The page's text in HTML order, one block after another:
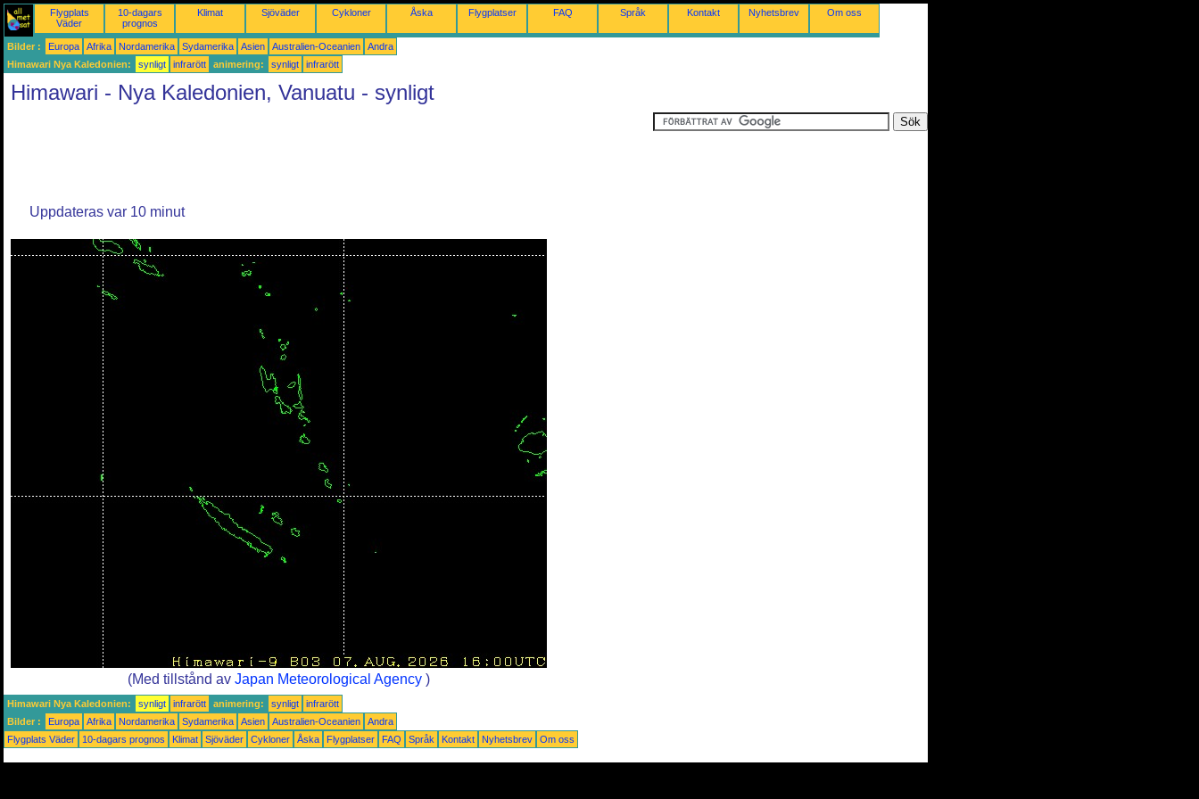
Flygplats
Väder
10-dagars
prognos
Klimat Sjöväder Cykloner Åska Flygplatser FAQ Språk Kontakt Nyhetsbrev Om oss
Bilder : Europa Afrika Nordamerika Sydamerika Asien Australien-Oceanien
Andra
Himawari Nya Kaledonien:
synligt infrarött animering: synligt infrarött
Himawari - Nya Kaledonien, Vanuatu - synligt
Uppdateras var 10 minut
(Med tillstånd av Japan Meteorological Agency )
Himawari Nya Kaledonien: synligt infrarött animering: synligt
infrarött
Bilder :
Europa Afrika Nordamerika Sydamerika Asien Australien-Oceanien
Andra
Flygplats Väder
10-dagars prognos Klimat Sjöväder Cykloner Åska Flygplatser FAQ Språk Kontakt Nyhetsbrev Om oss